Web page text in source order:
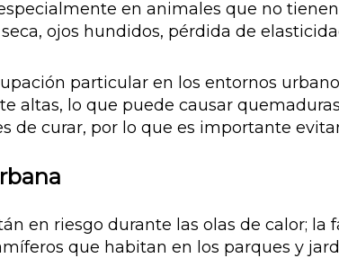
en animales que no
ojos hundidos, pérdida de
particular en los entornos
altas, lo que puede causar
de curar, por lo que es importante
en riesgo durante las olas de calor;
que habitan en los parques y